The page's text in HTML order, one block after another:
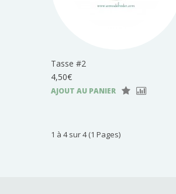
Tasse #2
4,50€
AJOUT AU PANIER
1 à 4 sur 4 (1 Pages)